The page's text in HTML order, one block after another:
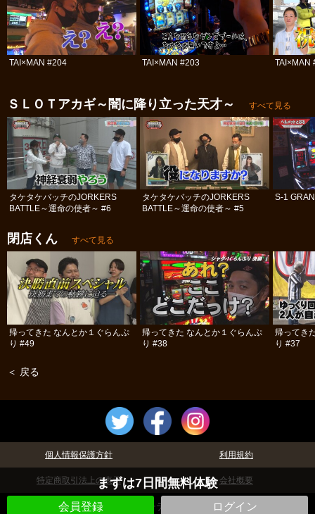
まずは7日間無料体験
会員登録 ログイン
TAI×MAN #204 TAI×MAN #203 TAI×MAN
ＳＬＯＴアカギ～闇に降り立った天才～ すべて見る
タケタケバッチのJORKERS
BATTLE～運命の使者～ #6
タケタケバッチのJORKERS
BATTLE～運命の使者～ #5
S-1
閉店くん すべて見る
帰ってきた なんとか１ぐらんぷ
り #49
帰ってきた なんとか１ぐらんぷ
り #38
帰ってき
り #37
＜ 戻る
個人情報保護方針 利用規約
特定商取引法上の表示 会社概要
©パチテレ！